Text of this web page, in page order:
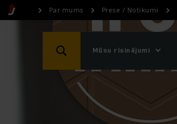
Par mums Prese / Notikumi
Mūsu risinājumi